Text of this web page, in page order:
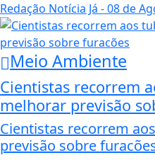
Redação Notícia Já - 08 de
Meio Ambiente
Cientistas recorrem
melhorar previsão
Cientistas recorrem
previsão sobre